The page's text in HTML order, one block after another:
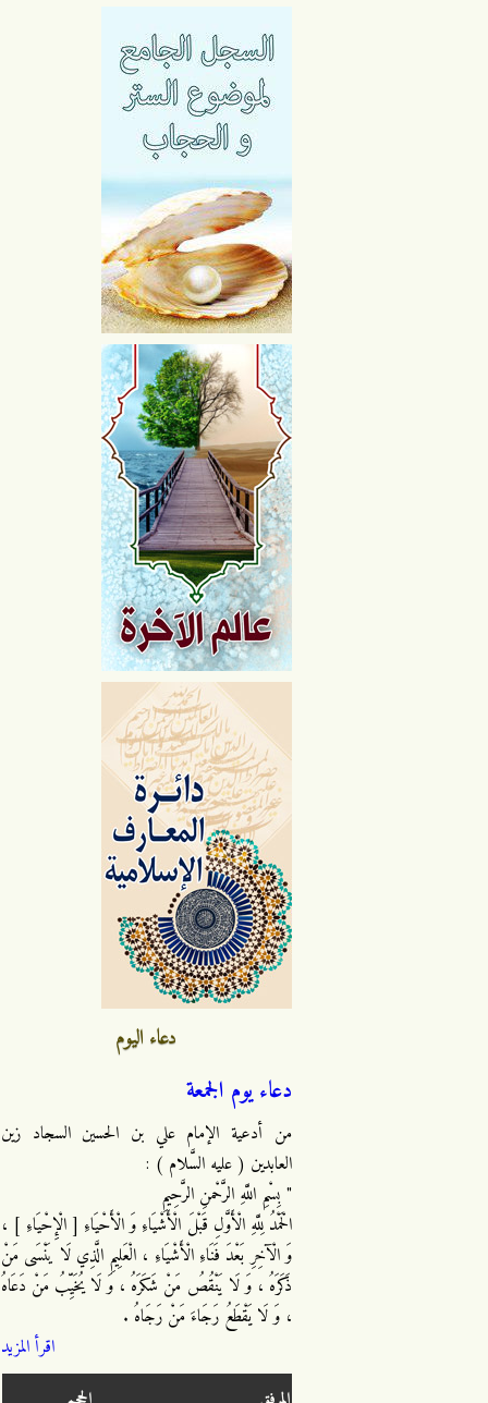
دعاء اليوم
دعاء يوم الجمعة
من أدعية الإمام علي بن الحسين السجاد زين
العابدين ( عليه السَّلام ) :
" بِسْمِ اللَّهِ الرَّحْمنِ الرَّحِيمِ
الْحَمْدُ لِلَّهِ الْأَوَّلِ قَبْلَ الْأَشْيَاءِ وَ الْأَحْيَاءِ [ الْإِحْيَاءِ ] ،
وَ الْآخِرِ بَعْدَ فَنَاءِ الْأَشْيَاءِ ، الْعَلِيمِ الَّذِي لَا يَنْسَى مَنْ
ذَكَرَهُ ، وَ لَا يَنْقُصُ مَنْ شَكَرَهُ ، وَ لَا يُخَيِّبُ مَنْ دَعَاهُ
، وَ لَا يَقْطَعُ رَجَاءَ مَنْ رَجَاهُ .
اقرأ المزيد